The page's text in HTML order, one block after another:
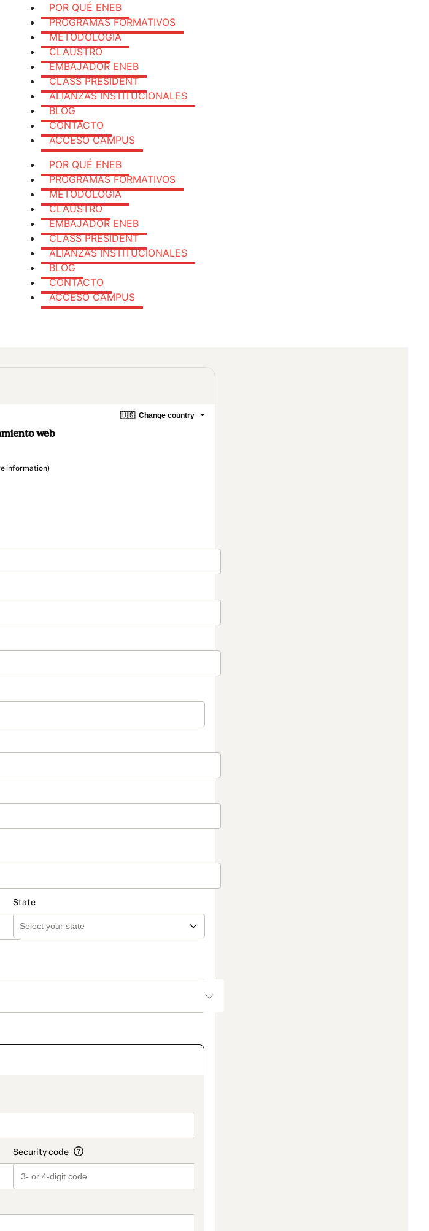
POR QUÉ ENEB
PROGRAMAS FORMATIVOS
METODOLOGÍA
CLAUSTRO
EMBAJADOR ENEB
CLASS PRESIDENT
ALIANZAS INSTITUCIONALES
BLOG
CONTACTO
ACCESO CAMPUS
POR QUÉ ENEB
PROGRAMAS FORMATIVOS
METODOLOGÍA
CLAUSTRO
EMBAJADOR ENEB
CLASS PRESIDENT
ALIANZAS INSTITUCIONALES
BLOG
CONTACTO
ACCESO CAMPUS